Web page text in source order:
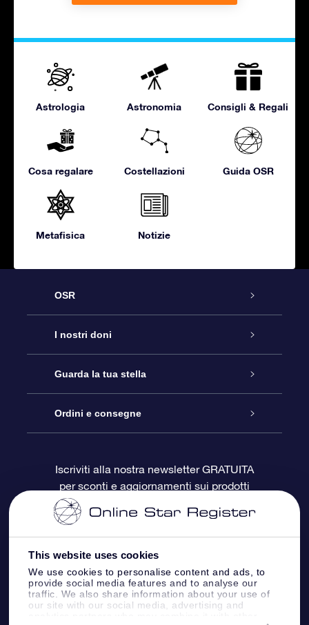
This website uses cookies
We use cookies to personalise content and ads, to
provide social media features and to analyse our
traffic. We also share information about your use of
our site with our social media, advertising and
Astrologia Astronomia Consigli & Regali
Cosa regalare Costellazioni Guida OSR
Metafisica Notizie
OSR
Assistenza
Contattaci
Blog
OSR Recensioni
I nostri doni
Online Star Gift
Pacchetto regalo OSR
Gift Card OSR
Doni aziendali
Guarda la tua stella
Registro stellare
Star Page personalizzata
One Million Stars
OSR Starsaver
App VR ‘Fly me to the stars’
Ordini e consegne
Informazioni di Pagamento
Politica di reso
Costellazioni
Iscriviti alla nostra newsletter GRATUITA
per sconti e aggiornamenti sui prodotti